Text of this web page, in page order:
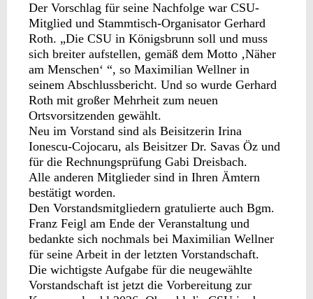
Der Vorschlag für seine Nachfolge war CSU-
Mitglied und Stammtisch-Organisator Gerhard
Roth. „Die CSU in Königsbrunn soll und muss
sich breiter aufstellen, gemäß dem Motto ‚Näher
am Menschen‘ “, so Maximilian Wellner in
seinem Abschlussbericht. Und so wurde Gerhard
Roth mit großer Mehrheit zum neuen
Ortsvorsitzenden gewählt.
Neu im Vorstand sind als Beisitzerin Irina
Ionescu-Cojocaru, als Beisitzer Dr. Savas Öz und
für die Rechnungsprüfung Gabi Dreisbach.
Alle anderen Mitglieder sind in Ihren Ämtern
bestätigt worden.
Den Vorstandsmitgliedern gratulierte auch Bgm.
Franz Feigl am Ende der Veranstaltung und
bedankte sich nochmals bei Maximilian Wellner
für seine Arbeit in der letzten Vorstandschaft.
Die wichtigste Aufgabe für die neugewählte
Vorstandschaft ist jetzt die Vorbereitung zur